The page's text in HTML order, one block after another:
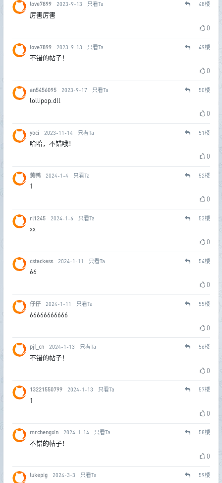
love7899 2023-9-13 只看Ta 48楼
厉害厉害
0
love7899 2023-9-13 只看Ta 49楼
不错的帖子！
0
an5456095 2023-9-17 只看Ta 50楼
lollipop.dll
0
yoci 2023-11-14 只看Ta 51楼
哈哈，不错哦！
0
黄鸭 2024-1-4 只看Ta 52楼
1
0
rl1245 2024-1-6 只看Ta 53楼
xx
0
cstackess 2024-1-11 只看Ta 54楼
66
0
仔仔 2024-1-11 只看Ta 55楼
66666666666
0
pjf_cn 2024-1-13 只看Ta 56楼
不错的帖子！
0
13221550799 2024-1-13 只看Ta 57楼
1
0
mrchengxin 2024-1-14 只看Ta 58楼
不错的帖子！
0
lukepig 2024-3-3 只看Ta 59楼